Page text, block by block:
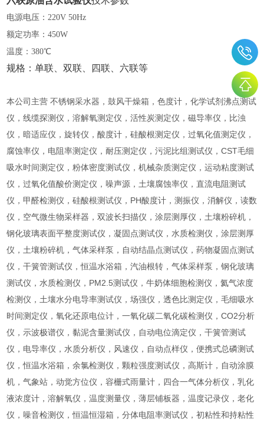
电源电压：220V 50Hz
额定功率：450W
温度：380℃
规格：单联、双联、四联、六联等
本公司主营 不锈钢采水器，鼓风干燥箱，色度计，化学试剂沸点测试
仪，线缆探测仪，溶解氧测定仪，活性炭测定仪，磁导率仪，比浊
仪，暗适应仪，旋转仪，酸度计，硅酸根测定仪，过氧化值测定仪，
腐蚀率仪，电阻率测定仪，耐压测定仪，污泥比组测试仪，CST毛细
吸水时间测定仪，粉体密度测试仪，机械杂质测定仪，运动粘度测试
仪，过氧化值酸价测定仪，噪声源，土壤腐蚀率仪，直流电阻测试
仪，甲醛检测仪，硅酸根测试仪，PH酸度计，测振仪，消解仪，读数
仪，空气微生物采样器，双波长扫描仪，涂层测厚仪，土壤粉碎机，
钢化玻璃表面平整度测试仪，凝固点测试仪，水质检测仪，涂层测厚
仪，土壤粉碎机，气体采样泵，自动结晶点测试仪，药物凝固点测试
仪，干簧管测试仪，恒温水浴箱，汽油根转，气体采样泵，钢化玻璃
测试仪，水质检测仪，PM2.5测试仪，牛奶体细胞检测仪，氦气浓度
检测仪，土壤水分电导率测试仪，场强仪，透色比测定仪，毛细吸水
时间测定仪，氧化还原电位计，一氧化碳二氧化碳检测仪，CO2分析
仪，示波极谱仪，黏泥含量测试仪，自动电位滴定仪，干簧管测试
仪，电导率仪，水质分析仪，风速仪，自动点样仪，便携式总磷测试
仪，恒温水浴箱，余氯检测仪，颗粒强度测试仪，高斯计，自动涂膜
机，气象站，动觉方位仪，容栅式雨量计，四合一气体分析仪，乳化
液浓度计，溶解氧仪，温度测量仪，薄层铺板器，温度记录仪，老化
仪，噪音检测仪，恒温恒湿箱，分体电阻率测试仪，初粘性和持粘性